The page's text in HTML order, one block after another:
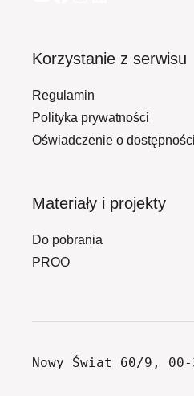
Korzystanie z serwisu
Regulamin
Polityka prywatności
Oświadczenie o dostępności
Materiały i projekty
Do pobrania
PROO
Nowy Świat 60/9,